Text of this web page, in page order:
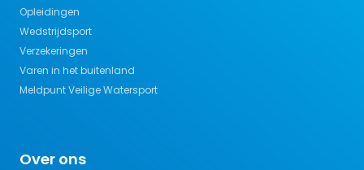
Opleidingen
Wedstrijdsport
Verzekeringen
Varen in het buitenland
Meldpunt Veilige Watersport
Over ons